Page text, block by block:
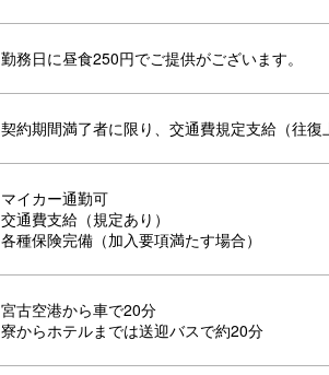
勤務日に昼食250円でご提供がございます。
契約期間満了者に限り、交通費規定支給（往復
マイカー通勤可
交通費支給（規定あり）
各種保険完備（加入要項満たす場合）
宮古空港から車で20分
寮からホテルまでは送迎バスで約20分